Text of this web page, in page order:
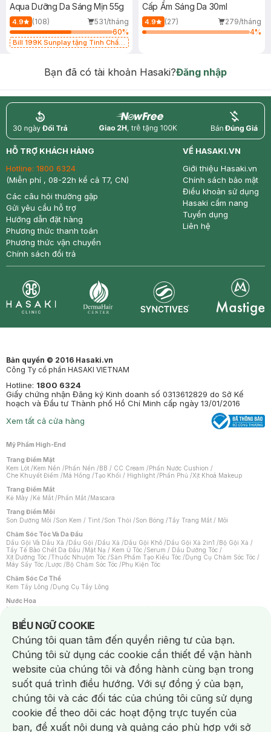
Aqua Dưỡng Da Sáng Mịn 55g
4.9 (108)
531/tháng
60%
Bill 199K Sunplay tặng Tinh Chất
Cấp Ẩm Sáng Da 30ml
4.9 (27)
279/tháng
4%
Bạn đã có tài khoản Hasaki?Đăng nhập
return nowfree price
HỖ TRỢ KHÁCH HÀNG
Hotline: 1800 6324
(Miễn phí , 08-22h kể cả T7, CN)
Các câu hỏi thường gặp
Gửi yêu cầu hỗ trợ
Hướng dẫn đặt hàng
Phương thức thanh toán
Phương thức vận chuyển
Chính sách đổi trả
VỀ HASAKI.VN
Giới thiệu Hasaki.vn
Chính sách bảo mật
Điều khoản sử dụng
Hasaki cẩm nang
Tuyển dụng
Liên hệ
Bản quyền © 2016 Hasaki.vn
Công Ty cổ phần HASAKI VIETNAM
Hotline: 1800 6324
Giấy chứng nhận Đăng ký Kinh doanh số 0313612829 do Sở Kế
hoạch và Đầu tư Thành phố Hồ Chí Minh cấp ngày 13/01/2016
Xem tất cả cửa hàng
Mỹ Phẩm High-End
Trang Điểm Mặt
Kem Lót /Kem Nền /Phấn Nền /BB / CC Cream /Phấn Nước Cushion /
Che Khuyết Điểm /Má Hồng /Tạo Khối / Highlight /Phấn Phủ /Xịt Khoá Makeup
Trang Điểm Mắt
Kẻ Mày /Kẻ Mắt /Phấn Mắt /Mascara
Trang Điểm Môi
Son Dưỡng Môi /Son Kem / Tint /Son Thỏi /Son Bóng /Tẩy Trang Mắt / Môi
Chăm Sóc Tóc Và Da Đầu
Dầu Gội Và Dầu Xả /Dầu Gội /Dầu Xả /Dầu Gội Khô /Dầu Gội Xả 2in1 /Bộ Gội Xả /
Tẩy Tế Bào Chết Da Đầu /Mặt Nạ / Kem Ủ Tóc /Serum / Dầu Dưỡng Tóc /
Xịt Dưỡng Tóc /Thuốc Nhuộm Tóc /Sản Phẩm Tạo Kiểu Tóc /Dụng Cụ Chăm Sóc Tóc /
Máy Sấy Tóc /Lược /Bộ Chăm Sóc Tóc /Phụ Kiện Tóc
Chăm Sóc Cơ Thể
Kem Tẩy Lông /Dụng Cụ Tẩy Lông
Nước Hoa
Nước Hoa Nữ
Chăm Sóc Cá Nhân
Chống Muỗi /Khẩu Trang /Máy Massage/Mặt Nạ Xông Hơi /Nước Rửa Tay/
Sản Phẩm Chăm Sóc Khác /Bàn Chải Đánh Răng /Bàn Chải Điện/
Hỗ Trợ Trắng Răng/Kem Đánh Răng /Máy Tăm Nước/ Nước Súc Miệng/
Tăm / Chỉ Nha Khoa/ Xịt Thơm Miệng / Dung Dịch Vệ Sinh/Dưỡng Vùng Kín/
Khăn Ướt Vệ Sinh Vùng Kín/Băng Vệ Sinh/Tampon/Bọt Cạo Râu /Dao Cạo Râu/
Máy Cạo Râu
Vấn Đề Về Da
Da Dầu / Lỗ Chân Lông To/ Da Khô / Mất Nước/ Da Lão Hóa/ Da Mụn/
Da Nhạy Cảm / Kích Ứng
Da Xỉn Màu Thâm / Nám / Tàn Nhang
Quầng Thâm & Bọng Mắt /Sẹo /Viêm Da Cơ Địa
Dụng Cụ / Phụ Kiện Chăm Sóc Da
BIỂU NGỮ COOKIE
Notice about cookies usage
Chúng tôi quan tâm đến quyền riêng tư của bạn.
Chúng tôi sử dụng các cookie cần thiết để vận hành
website của chúng tôi và đồng hành cùng bạn trong
suốt quá trình điều hướng. Với sự đồng ý của bạn,
chúng tôi và các đối tác của chúng tôi cũng sử dụng
cookie để theo dõi các hoạt động trực tuyến của
bạn, đề xuất nội dung và quảng cáo phù hợp với sở